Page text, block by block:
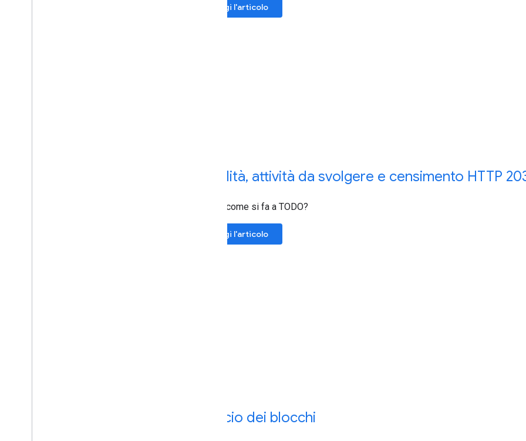
Leggi l'articolo
Stabilità, attività da svolgere e censimento HTTP
Inoltre, come si fa a TODO?
Leggi l'articolo
Il lancio dei blocchi